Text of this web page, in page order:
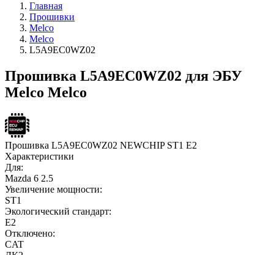
Главная
Прошивки
Melco
Melco
L5A9EC0WZ02
Прошивка L5A9EC0WZ02 для ЭБУ
Melco Melco
Прошивка L5A9EC0WZ02 NEWCHIP ST1 E2
Характеристики
Для:
Mazda 6 2.5
Увеличение мощности:
ST1
Экологический стандарт:
E2
Отключено:
CAT